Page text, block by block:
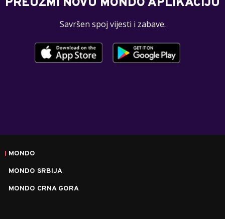
Savršen spoj vijesti i zabave.
MONDO
MONDO SRBIJA
MONDO CRNA GORA